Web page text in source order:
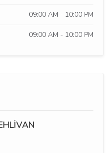
09:00 AM - 10:00 PM
09:00 AM - 10:00 PM